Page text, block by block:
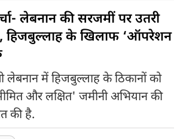
लेबनान की सरजमीं पर उतरी
हिजबुल्लाह के खिलाफ ‘ऑपरेशन
लेबनान में हिजबुल्लाह के ठिकानों को
और लक्षित' जमीनी अभियान की
की है.